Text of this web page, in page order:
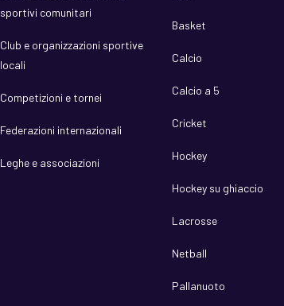
sportivi comunitari
Club e organizzazioni sportive
locali
Competizioni e tornei
Federazioni internazionali
Leghe e associazioni
Basket
Calcio
Calcio a 5
Cricket
Hockey
Hockey su ghiaccio
Lacrosse
Netball
Pallanuoto